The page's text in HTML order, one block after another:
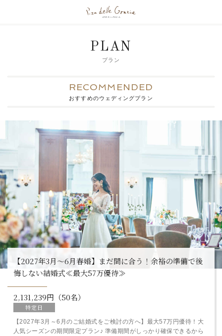
PLAN
プラン
RECOMMENDED
おすすめのウェディングプラン
【2027年3月～6月春婚】まだ間に合う！余裕の準備で後
悔しない結婚式≪最大57万優待≫
2,131,239円（50名）
特定日
【2027年3月～6月のご結婚式をご検討の方へ】最大57万円優待！大
人気シーズンの期間限定プラン♪ 準備期間がしっかり確保できるから